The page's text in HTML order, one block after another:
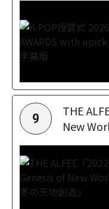
9
THE
New